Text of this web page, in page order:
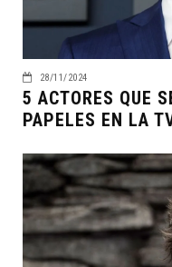
28/11/2024
5 ACTORES QUE
PAPELES EN LA